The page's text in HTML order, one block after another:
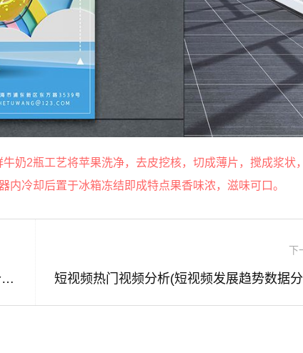
奶2瓶工艺将苹果洗净，去皮挖核，切成薄片，搅成浆状
冷却后置于冰箱冻结即成特点果香味浓，滋味可口。
如何让多个短视频合并成一个(怎么能把几个短视频合成一个视频)
下